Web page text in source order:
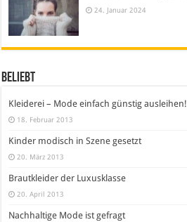
24. Januar 2024
Beliebt
Kleiderei – Mode einfach günstig ausleihen!
18. Februar 2013
Kinder modisch in Szene gesetzt
20. März 2013
Brautkleider der Luxusklasse
20. April 2013
Nachhaltige Mode ist gefragt